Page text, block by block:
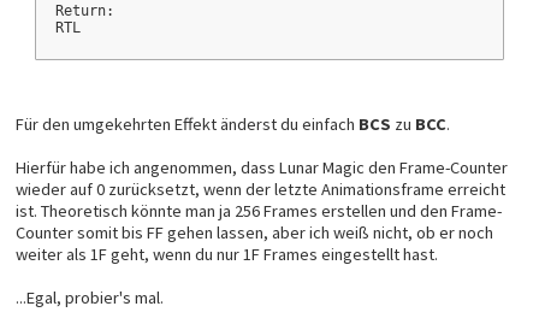
Return:
RTL
Für den umgekehrten Effekt änderst du einfach BCS zu BCC.
Hierfür habe ich angenommen, dass Lunar Magic den Frame-Counter
wieder auf 0 zurücksetzt, wenn der letzte Animationsframe erreicht
ist. Theoretisch könnte man ja 256 Frames erstellen und den Frame-
Counter somit bis FF gehen lassen, aber ich weiß nicht, ob er noch
weiter als 1F geht, wenn du nur 1F Frames eingestellt hast.
...Egal, probier's mal.